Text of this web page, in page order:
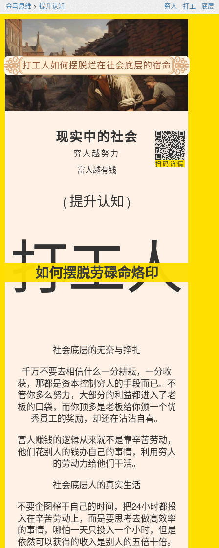
金马思维 > 提升认知 穷人 打工 底层
打工人如何摆脱烂在社会底层的宿命
扫码详情
现实中的社会
穷人越努力
富人越有钱
( 提升认知 )
打工人
如何摆脱劳碌命烙印
社会底层的无奈与挣扎
千万不要去相信什么一分耕耘，一分收
获，那都是资本控制穷人的手段而已。不
管你多么努力，大部分的利益都进入了老
板的口袋，而你顶多是老板给你颁一个优
秀员工的奖励，却还在沾沾自喜。
富人赚钱的逻辑从来就不是靠辛苦劳动，
他们花别人的钱办自己的事情，利用穷人
的劳动力给他们干活。
社会底层人的真实生活
不要企图榨干自己的时间，把24小时都投
入在辛苦劳动上，而是要思考去做高效率
的事情，哪怕一天只投入一个小时，但是
依然可以获得的收入是别人的五倍十倍。